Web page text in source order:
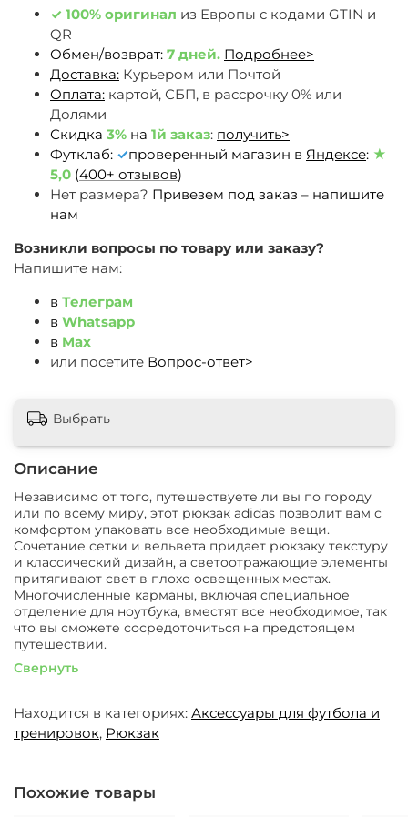
✓ 100% оригинал из Европы c кодами GTIN и
QR
Обмен/возврат: 7 дней. Подробнее>
Доставка: Курьером или Почтой
Оплата: картой, СБП, в рассрочку 0% или
Долями
Скидка 3% на 1й заказ: получить>
Футклаб: ✓проверенный магазин в Яндексе: ★
5,0 (400+ отзывов)
Нет размера? Привезем под заказ – напишите
нам
Возникли вопросы по товару или заказу?
Напишите нам:
в Телеграм
в Whatsapp
в Max
или посетите Вопрос-ответ>
Описание
Независимо от того, путешествуете ли вы по городу
или по всему миру, этот рюкзак adidas позволит вам с
комфортом упаковать все необходимые вещи.
Сочетание сетки и вельвета придает рюкзаку текстуру
и классический дизайн, а светоотражающие элементы
притягивают свет в плохо освещенных местах.
Многочисленные карманы, включая специальное
отделение для ноутбука, вместят все необходимое, так
что вы сможете сосредоточиться на предстоящем
путешествии.
Свернуть
Находится в категориях: Аксессуары для футбола и
тренировок, Рюкзак
Выбрать
Похожие товары